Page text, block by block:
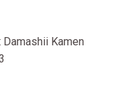
Kamen